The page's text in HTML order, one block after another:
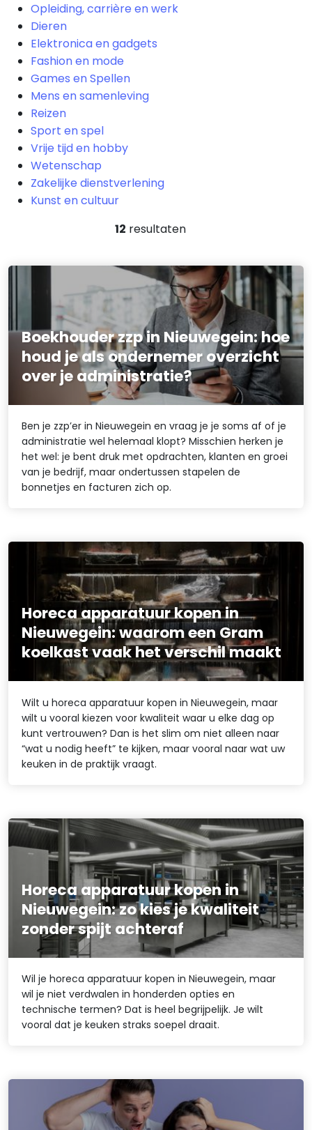
Opleiding, carrière en werk
Dieren
Elektronica en gadgets
Fashion en mode
Games en Spellen
Mens en samenleving
Reizen
Sport en spel
Vrije tijd en hobby
Wetenschap
Zakelijke dienstverlening
Kunst en cultuur
12 resultaten
Boekhouder zzp in Nieuwegein: hoe
houd je als ondernemer overzicht
over je administratie?
Ben je zzp’er in Nieuwegein en vraag je je soms af of je
administratie wel helemaal klopt? Misschien herken je
het wel: je bent druk met opdrachten, klanten en groei
van je bedrijf, maar ondertussen stapelen de
bonnetjes en facturen zich op.
Horeca apparatuur kopen in
Nieuwegein: waarom een Gram
koelkast vaak het verschil maakt
Wilt u horeca apparatuur kopen in Nieuwegein, maar
wilt u vooral kiezen voor kwaliteit waar u elke dag op
kunt vertrouwen? Dan is het slim om niet alleen naar
“wat u nodig heeft” te kijken, maar vooral naar wat uw
keuken in de praktijk vraagt.
Horeca apparatuur kopen in
Nieuwegein: zo kies je kwaliteit
zonder spijt achteraf
Wil je horeca apparatuur kopen in Nieuwegein, maar
wil je niet verdwalen in honderden opties en
technische termen? Dat is heel begrijpelijk. Je wilt
vooral dat je keuken straks soepel draait.